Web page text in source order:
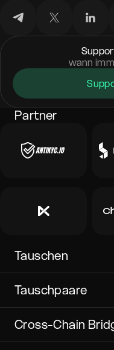
wann
Partner
Tauschen
Tauschpaare
Cross-Chain